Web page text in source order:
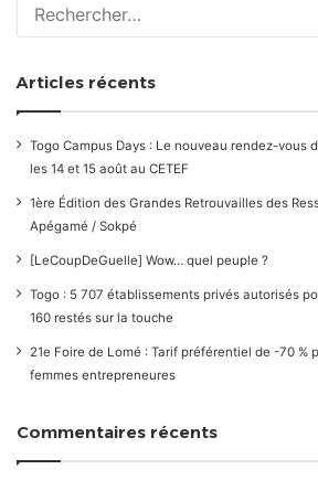
Articles récents
Togo Campus Days : Le nouveau rendez-vous
les 14 et 15 août au CETEF
1ère Édition des Grandes Retrouvailles des
Apégamé / Sokpé
[LeCoupDeGuelle] Wow… quel peuple ?
Togo : 5 707 établissements privés autorisés
160 restés sur la touche
21e Foire de Lomé : Tarif préférentiel de -70 %
femmes entrepreneures
Commentaires récents